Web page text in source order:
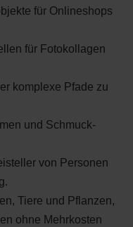
für Onlineshops
für Fotokollagen
komplexe Pfade zu
und Schmuck-
von Personen
Tiere und Pflanzen,
ohne Mehrkosten